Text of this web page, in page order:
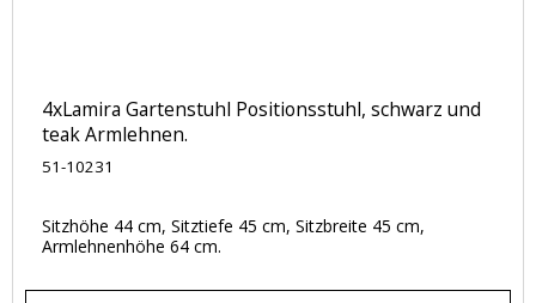
4xLamira Gartenstuhl Positionsstuhl, schwarz und
teak Armlehnen.
51-10231
Sitzhöhe 44 cm, Sitztiefe 45 cm, Sitzbreite 45 cm,
Armlehnenhöhe 64 cm.